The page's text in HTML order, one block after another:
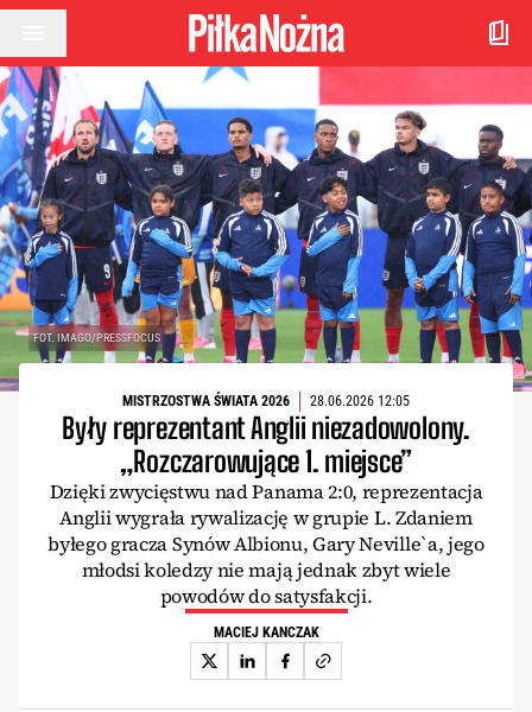
Przejdź do treści
FOT. IMAGO/PRESSFOCUS
MISTRZOSTWA ŚWIATA 2026 28.06.2026 12:05
Były reprezentant Anglii niezadowolony.
„Rozczarowujące 1. miejsce”
Dzięki zwycięstwu nad Panama 2:0, reprezentacja
Anglii wygrała rywalizację w grupie L. Zdaniem
byłego gracza Synów Albionu, Gary Neville`a, jego
młodsi koledzy nie mają jednak zbyt wiele
powodów do satysfakcji.
MACIEJ KANCZAK